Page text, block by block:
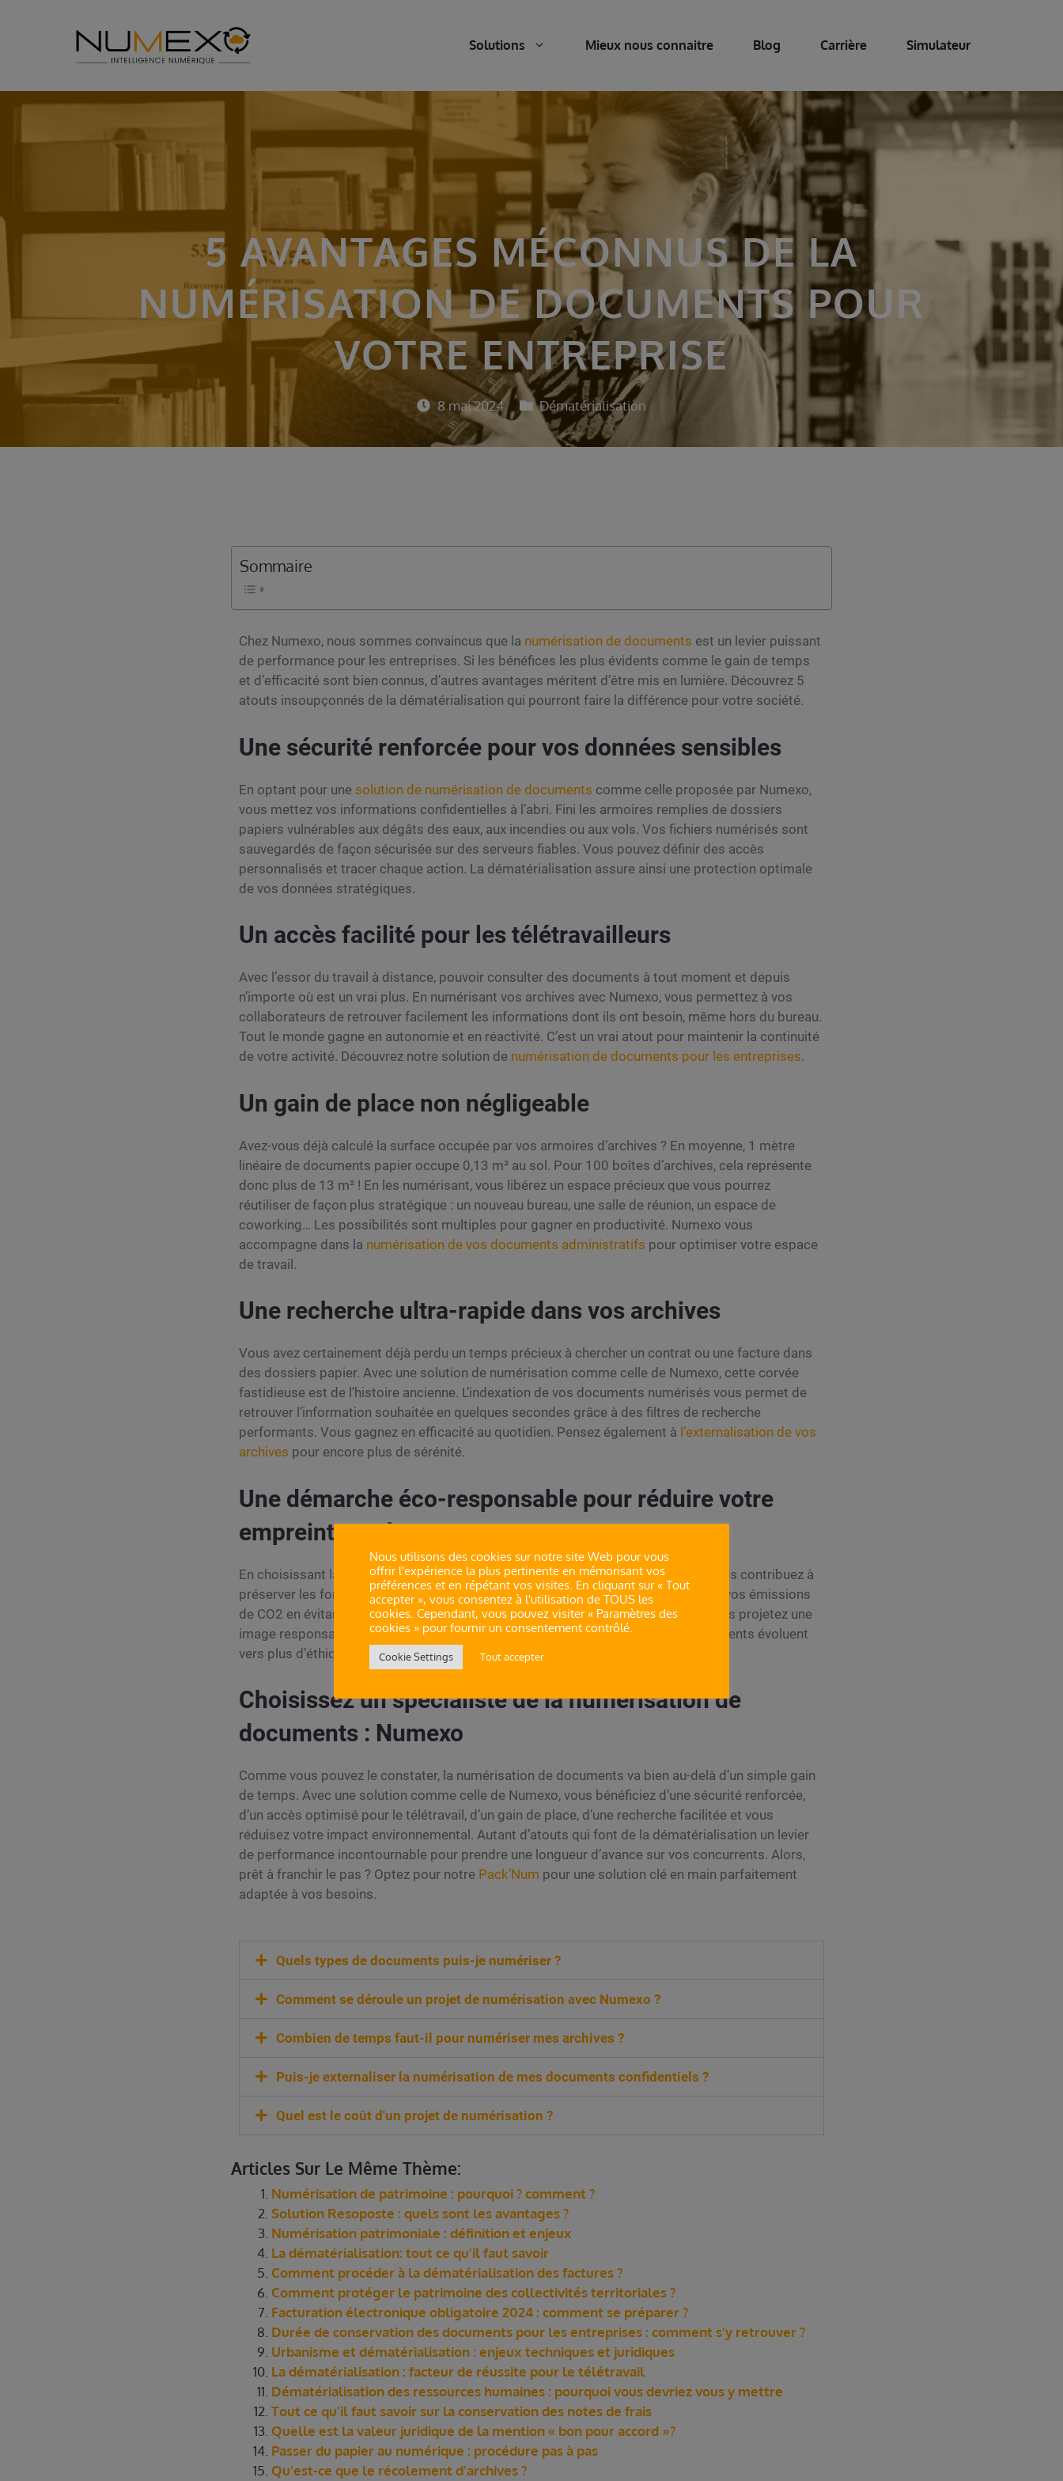
Solutions Mieux nous connaitre Blog Carrière Simulateur
5 AVANTAGES MÉCONNUS DE LA
NUMÉRISATION DE DOCUMENTS POUR
VOTRE ENTREPRISE
8 mai 2024 Dématérialisation
Sommaire
Chez Numexo, nous sommes convaincus que la numérisation de documents est un levier puissant
de performance pour les entreprises. Si les bénéfices les plus évidents comme le gain de temps
et d’efficacité sont bien connus, d’autres avantages méritent d’être mis en lumière. Découvrez 5
atouts insoupçonnés de la dématérialisation qui pourront faire la différence pour votre société.
Une sécurité renforcée pour vos données sensibles
En optant pour une solution de numérisation de documents comme celle proposée par Numexo,
vous mettez vos informations confidentielles à l’abri. Fini les armoires remplies de dossiers
papiers vulnérables aux dégâts des eaux, aux incendies ou aux vols. Vos fichiers numérisés sont
sauvegardés de façon sécurisée sur des serveurs fiables. Vous pouvez définir des accès
personnalisés et tracer chaque action. La dématérialisation assure ainsi une protection optimale
de vos données stratégiques.
Un accès facilité pour les télétravailleurs
Avec l’essor du travail à distance, pouvoir consulter des documents à tout moment et depuis
n’importe où est un vrai plus. En numérisant vos archives avec Numexo, vous permettez à vos
collaborateurs de retrouver facilement les informations dont ils ont besoin, même hors du bureau.
Tout le monde gagne en autonomie et en réactivité. C’est un vrai atout pour maintenir la continuité
de votre activité. Découvrez notre solution de numérisation de documents pour les entreprises.
Un gain de place non négligeable
Avez-vous déjà calculé la surface occupée par vos armoires d’archives ? En moyenne, 1 mètre
linéaire de documents papier occupe 0,13 m² au sol. Pour 100 boîtes d’archives, cela représente
donc plus de 13 m² ! En les numérisant, vous libérez un espace précieux que vous pourrez
réutiliser de façon plus stratégique : un nouveau bureau, une salle de réunion, un espace de
coworking… Les possibilités sont multiples pour gagner en productivité. Numexo vous
accompagne dans la numérisation de vos documents administratifs pour optimiser votre espace
de travail.
Une recherche ultra-rapide dans vos archives
Vous avez certainement déjà perdu un temps précieux à chercher un contrat ou une facture dans
des dossiers papier. Avec une solution de numérisation comme celle de Numexo, cette corvée
fastidieuse est de l’histoire ancienne. L’indexation de vos documents numérisés vous permet de
retrouver l’information souhaitée en quelques secondes grâce à des filtres de recherche
performants. Vous gagnez en efficacité au quotidien. Pensez également à l’externalisation de vos
archives pour encore plus de sérénité.
Une démarche éco-responsable pour réduire votre
empreinte carbone
En choisissant la numérisation, vous faites un geste fort pour l’environnement. Vous contribuez à
préserver les forêts en réduisant vos impressions papier. Vous limitez également vos émissions
de CO2 en évitant les transports de documents. Avec unesolution zéro papier
, vous projetez une
image responsable de votre entreprise, un vrai plus à l’heure où les attentes des clients évoluent
vers plus d’éthique.
Choisissez un spécialiste de la numérisation de
documents : Numexo
Comme vous pouvez le constater, la numérisation de documents va bien au-delà d’un simple gain
de temps. Avec une solution comme celle de Numexo, vous bénéficiez d’une sécurité renforcée,
d’un accès optimisé pour le télétravail, d’un gain de place, d’une recherche facilitée et vous
réduisez votre impact environnemental. Autant d’atouts qui font de la dématérialisation un levier
de performance incontournable pour prendre une longueur d’avance sur vos concurrents. Alors,
prêt à franchir le pas ? Optez pour notre Pack’Num pour une solution clé en main parfaitement
adaptée à vos besoins.
Quels types de documents puis-je numériser ?
Comment se déroule un projet de numérisation avec Numexo ?
Combien de temps faut-il pour numériser mes archives ?
Puis-je externaliser la numérisation de mes documents confidentiels ?
Quel est le coût d'un projet de numérisation ?
Articles Sur Le Même Thème:
Numérisation de patrimoine : pourquoi ? comment ?
Solution Resoposte : quels sont les avantages ?
Numérisation patrimoniale : définition et enjeux
La dématérialisation: tout ce qu’il faut savoir
Comment procéder à la dématérialisation des factures ?
Comment protéger le patrimoine des collectivités territoriales ?
Facturation électronique obligatoire 2024 : comment se préparer ?
Durée de conservation des documents pour les entreprises : comment s’y retrouver ?
Urbanisme et dématérialisation : enjeux techniques et juridiques
La dématérialisation : facteur de réussite pour le télétravail
Dématérialisation des ressources humaines : pourquoi vous devriez vous y mettre
Tout ce qu’il faut savoir sur la conservation des notes de frais
Quelle est la valeur juridique de la mention « bon pour accord »?
Passer du papier au numérique : procédure pas à pas
Qu’est-ce que le récolement d’archives ?
Nous utilisons des cookies sur notre site Web pour vous
offrir l'expérience la plus pertinente en mémorisant vos
préférences et en répétant vos visites. En cliquant sur « Tout
accepter », vous consentez à l'utilisation de TOUS les
cookies. Cependant, vous pouvez visiter « Paramètres des
cookies » pour fournir un consentement contrôlé.
Cookie Settings Tout accepter